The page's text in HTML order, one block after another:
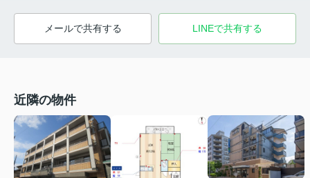
メールで共有する LINEで共有する
近隣の物件